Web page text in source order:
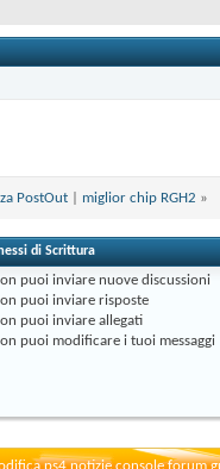
PostOut miglior chip RGH2 »
di Scrittura
puoi inviare nuove discussioni
puoi inviare risposte
puoi inviare allegati
puoi modificare i tuoi messaggi